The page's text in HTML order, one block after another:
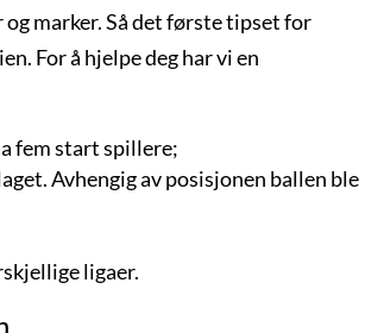
marker. Så det første tipset for
For å hjelpe deg har vi en
fem start spillere;
Avhengig av posisjonen ballen ble
ligaer.